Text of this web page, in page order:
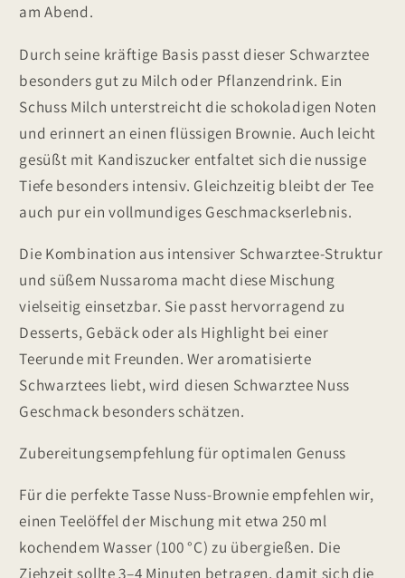
am Abend.
Durch seine kräftige Basis passt dieser Schwarztee
besonders gut zu Milch oder Pflanzendrink. Ein
Schuss Milch unterstreicht die schokoladigen Noten
und erinnert an einen flüssigen Brownie. Auch leicht
gesüßt mit Kandiszucker entfaltet sich die nussige
Tiefe besonders intensiv. Gleichzeitig bleibt der Tee
auch pur ein vollmundiges Geschmackserlebnis.
Die Kombination aus intensiver Schwarztee-Struktur
und süßem Nussaroma macht diese Mischung
vielseitig einsetzbar. Sie passt hervorragend zu
Desserts, Gebäck oder als Highlight bei einer
Teerunde mit Freunden. Wer aromatisierte
Schwarztees liebt, wird diesen Schwarztee Nuss
Geschmack besonders schätzen.
Zubereitungsempfehlung für optimalen Genuss
Für die perfekte Tasse Nuss-Brownie empfehlen wir,
einen Teelöffel der Mischung mit etwa 250 ml
kochendem Wasser (100 °C) zu übergießen. Die
Ziehzeit sollte 3–4 Minuten betragen, damit sich die